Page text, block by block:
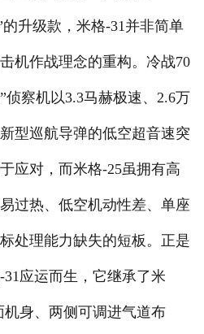
升级款，米格-31并非简单
机作战理念的重构。冷战70
侦察机以3.3马赫极速、2.6万
型巡航导弹的低空超音速突
应对，而米格-25虽拥有高
过热、低空机动性差、单座
处理能力缺失的短板。正是
应运而生，它继承了米
身、两侧可调进气道布